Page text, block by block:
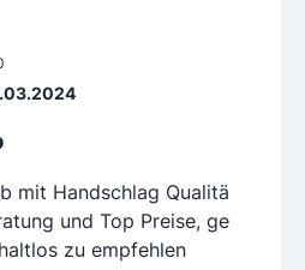
mit Handschlag Qualitä
und Top Preise, ge
zu empfehlen